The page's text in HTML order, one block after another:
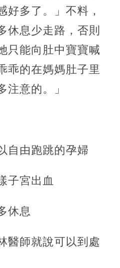
好多了。」不料，
休息少走路，否則
只能向肚中寶寶喊
乖的在媽媽肚子里
注意的。」
自由跑跳的孕婦
子宮出血
休息
醫師就說可以到處